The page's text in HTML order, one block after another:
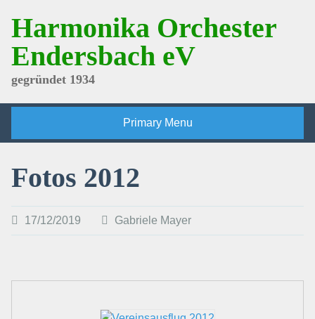
content
Harmonika Orchester
Endersbach eV
gegründet 1934
Primary Menu
Fotos 2012
17/12/2019 Gabriele Mayer